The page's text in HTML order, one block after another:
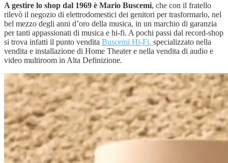
A gestire lo shop dal 1969 è Mario Buscemi, che con il fratello
rilevò il negozio di elettrodomestici dei genitori per trasformarlo, nel
bel mezzo degli anni d’oro della musica, in un marchio di garanzia
per tanti appassionati di musica e hi-fi. A pochi passi dal record-shop
si trova infatti il punto vendita Buscemi Hi-Fi, specializzato nella
vendita e installazione di Home Theater e nella vendita di audio e
video multiroom in Alta Definizione.